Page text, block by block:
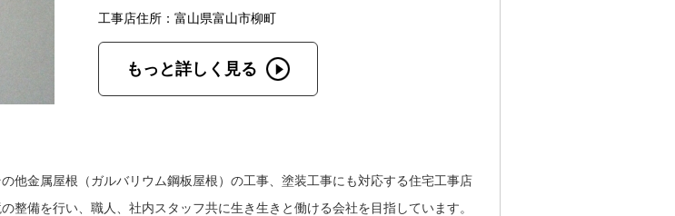
工事店住所：富山県富山市柳町
もっと詳しく見る
他金属屋根（ガルバリウム鋼板屋根）の工事、塗装工事にも対応する住宅工事店
整備を行い、職人、社内スタッフ共に生き生きと働ける会社を目指しています。